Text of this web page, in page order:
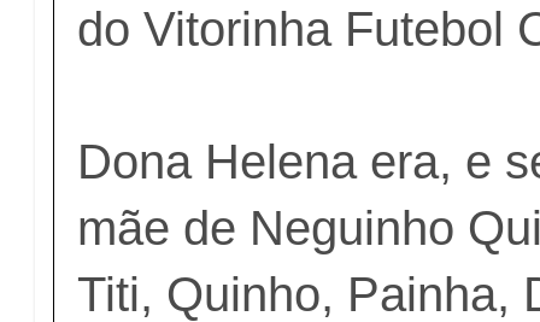
do Vitorinha Futebol
Dona Helena era, e
mãe de Neguinho
Titi, Quinho, Painha,